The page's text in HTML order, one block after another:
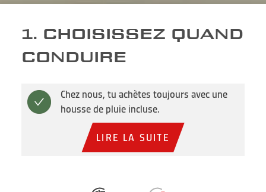
1. CHOISISSEZ QUAND
CONDUIRE
Chez nous, tu achètes toujours avec une
housse de pluie incluse.
LIRE LA SUITE